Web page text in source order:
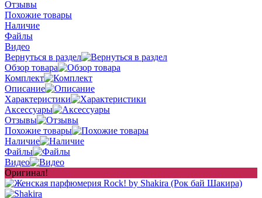
Отзывы
Похожие товары
Наличие
Файлы
Видео
Вернуться в раздел
Обзор товара
Комплект
Описание
Характеристики
Аксессуары
Отзывы
Похожие товары
Наличие
Файлы
Видео
Оригинал!